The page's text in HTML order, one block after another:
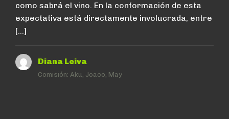
como sabrá el vino. En la conformación de esta
expectativa está directamente involucrada, entre
[…]
Diana Leiva
Comisión: Aku, Joaco, May